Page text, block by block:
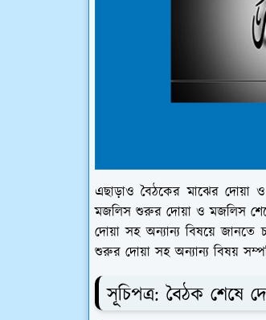
এছাড়াও বৈঠকের মাঝের দোয়া
মজলিস শুরুর দোয়া ও মজলিস
দোয়া সহ অন্যান্য বিষয়ে
শুরুর দোয়া সহ অন্যান্য বিষয়
সূচিপত্র: বৈঠক শেষে